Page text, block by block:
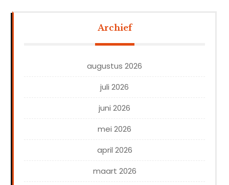
Archief
augustus 2026
juli 2026
juni 2026
mei 2026
april 2026
maart 2026